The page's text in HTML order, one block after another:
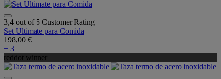
3,4 out of 5 Customer Rating
Set Ultimate para Comida
198,00 €
+ 3
reddot winner